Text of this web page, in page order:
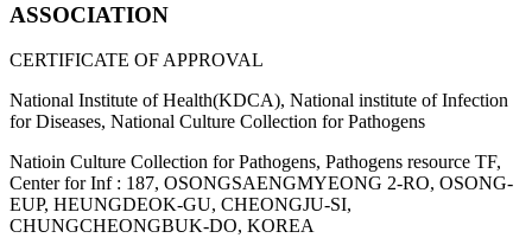
ASSOCIATION
CERTIFICATE OF APPROVAL
National Institute of Health(KDCA), National institute of Infection
for Diseases, National Culture Collection for Pathogens
Natioin Culture Collection for Pathogens, Pathogens resource TF,
Center for Inf : 187, OSONGSAENGMYEONG 2-RO, OSONG-
EUP, HEUNGDEOK-GU, CHEONGJU-SI,
CHUNGCHEONGBUK-DO, KOREA